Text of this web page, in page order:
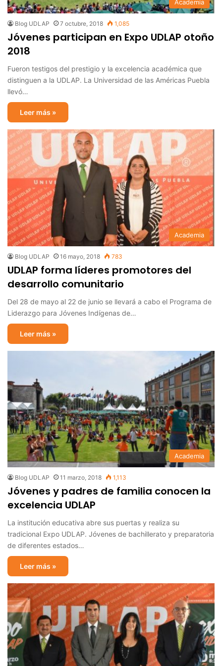
Academia
Blog UDLAP 7 octubre, 2018 1,085
Jóvenes participan en Expo UDLAP otoño
2018
Fueron testigos del prestigio y la excelencia académica que
distinguen a la UDLAP. La Universidad de las Américas Puebla
llevó…
Leer más »
Academia
Blog UDLAP 16 mayo, 2018 783
UDLAP forma líderes promotores del
desarrollo comunitario
Del 28 de mayo al 22 de junio se llevará a cabo el Programa de
Liderazgo para Jóvenes Indígenas de…
Leer más »
Academia
Blog UDLAP 11 marzo, 2018 1,113
Jóvenes y padres de familia conocen la
excelencia UDLAP
La institución educativa abre sus puertas y realiza su
tradicional Expo UDLAP. Jóvenes de bachillerato y preparatoria
de diferentes estados…
Leer más »